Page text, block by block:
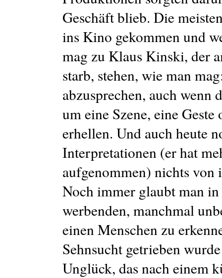
Geschäft blieb. Die
ins Kino gekommen und
mag zu Klaus Kinski, der
starb, stehen, wie man
abzusprechen, auch
um eine Szene, eine
erhellen. Und auch heute
Interpretationen (er hat
aufgenommen) nichts
Noch immer glaubt man
werbenden, manchmal
einen Menschen zu
Sehnsucht getrieben
Unglück, das nach einem